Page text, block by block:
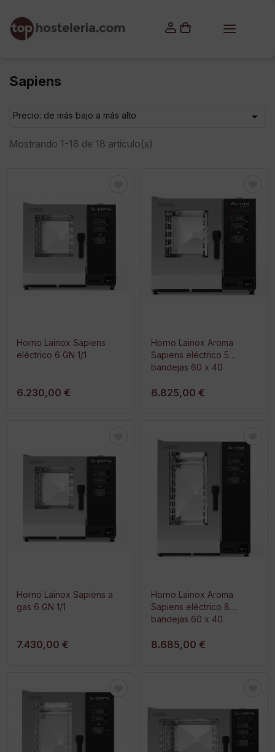
Sapiens
Precio: de más bajo a más alto 
Mostrando 1-18 de 18 artículo(s)
Horno Lainox Sapiens
eléctrico 6 GN 1/1
6.230,00 €
Horno Lainox Aroma
Sapiens eléctrico 5
bandejas 60 x 40
6.825,00 €
Horno Lainox Sapiens a
gas 6 GN 1/1
7.430,00 €
Horno Lainox Aroma
Sapiens eléctrico 8
bandejas 60 x 40
8.685,00 €
Iniciar sesión